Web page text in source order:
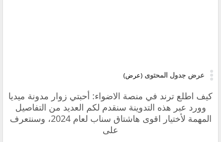
عرض جدول المحتوى (عرض)
كيف اطلع ترند في منصة الاضواء: أحبتي زوار مدونة ميديا
وورد عبر هذه التدوينة سنقدم لكم العديد من التفاصيل
المهمة لأختيار اقوى هاشتاق سناب لعام 2024، وسنتعرف
على